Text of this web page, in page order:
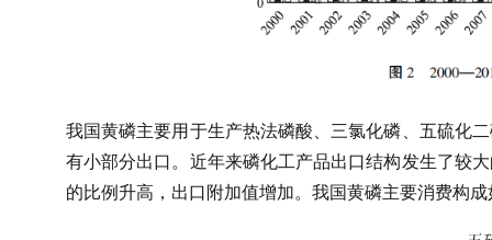
我国黄磷主要用于生产热法磷酸、三氯化磷、五硫化
有小部分出口。近年来磷化工产品出口结构发生了较
的比例升高，出口附加值增加。我国黄磷主要消费构成